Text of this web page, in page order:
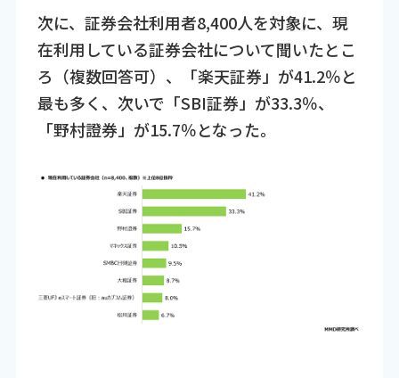
次に、証券会社利用者8,400人を対象に、現
在利用している証券会社について聞いたとこ
ろ（複数回答可）、「楽天証券」が41.2％と
最も多く、次いで「SBI証券」が33.3％、
「野村證券」が15.7％となった。